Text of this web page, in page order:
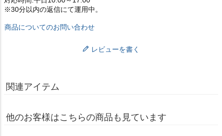
※30分以内の返信にて運用中。
商品についてのお問い合わせ
レビューを書く
関連アイテム
他のお客様はこちらの商品も見ています